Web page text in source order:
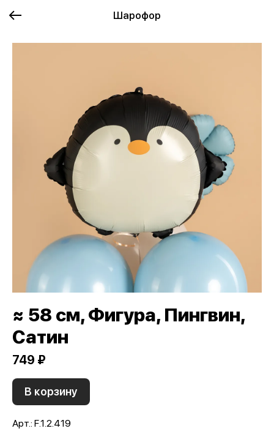
Шарофор
≈ 58 см, Фигура, Пингвин,
Сатин
749 ₽
В корзину
Арт.: F.1.2.419